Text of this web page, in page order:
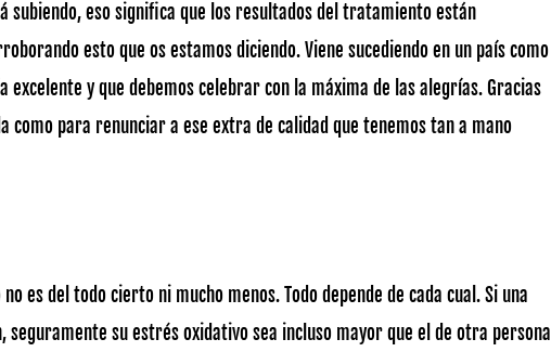
subiendo, eso significa que los resultados del tratamiento están
esto que os estamos diciendo. Viene sucediendo en un país como
y que debemos celebrar con la máxima de las alegrías. Gracias
como para renunciar a ese extra de calidad que tenemos tan a mano
es del todo cierto ni mucho menos. Todo depende de cada cual. Si una
su estrés oxidativo sea incluso mayor que el de otra persona